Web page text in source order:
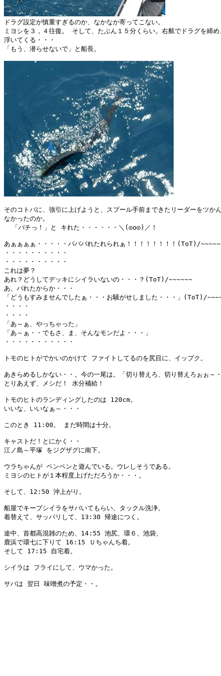
ドラグ設定が慎重すぎるのか、なかなか寄ってこない。
ミヨシを３，４往復。 そして、たぶん１５分くらい。右舷でドラグを締
浮いてくる・・・
「もう、潜らせないで」と船長。
そのコトバに、強引に上げようと、スプール手前まできたリーダーをツか
なかったのか。
  「バチっ！」と キれた・・・・・・＼(◎o◎)／！
あぁぁぁぁ・・・・・バババれたれられぁ！！！！！！！！(ToT)/
・・・・・・・・・・
・・・・・・・・・・
これは夢？
あれ？どうしてデッキにシイラいないの・・・？(ToT)/~~~~~~
あ、バれたからか・・・
「どうもすみませんでしたぁ・・・お騒がせしました・・・」(ToT)/
・・・・
・・・・
「あ～ぁ、やっちゃった」
「あ～ぁ・・でもさ、ま、そんなモンだよ・・・」
・・・・・・・・・・・
トモのヒトがでかいのかけて ファイトしてるのを尻目に、イップク。
あきらめるしかない・・。今の一尾は。「切り替えろ、切り替えろぉぉ～
とりあえず、メシだ！ 水分補給！
トモのヒトのランディングしたのは 120cm。
いいな、いいなぁ～・・・
このとき 11:00。 まだ時間は十分。
キャストだ！とにかく・・
江ノ島～平塚 をジグザグに南下。
ウラちゃんが ペンペンと遊んでいる。ウレしそうである。
ミヨシのヒトが１本程度上げただろうか・・・。
そして、12:50 沖上がり。
船屋でキープシイラをサバいてもらい、タックル洗浄。
着替えて、サッパリして、13:30 帰途につく。
途中、首都高混雑のため、14:55 池尻、環６、池袋、
鹿浜で環七に下りて 16:15 Ｕちゃんち着。
そして 17:15 自宅着。
シイラは フライにして、ウマかった。
サバは 翌日 味噌煮の予定・・。